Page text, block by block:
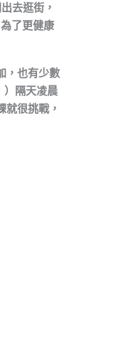
去逛街，
了更健康
，也有少數
）隔天凌晨
很挑戰，